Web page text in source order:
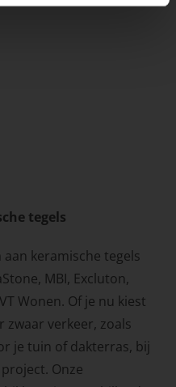
tegels
keramische tegels
MBI, Excluton,
Wonen. Of je nu kiest
zwaar verkeer, zoals
je tuin of dakterras, bij
Onze